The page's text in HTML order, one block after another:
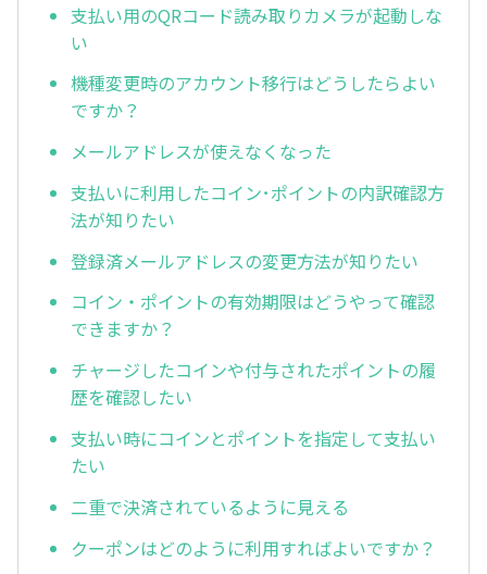
支払い用のQRコード読み取りカメラが起動しな
い
機種変更時のアカウント移行はどうしたらよい
ですか？
メールアドレスが使えなくなった
支払いに利用したコイン･ポイントの内訳確認方
法が知りたい
登録済メールアドレスの変更方法が知りたい
コイン・ポイントの有効期限はどうやって確認
できますか？
チャージしたコインや付与されたポイントの履
歴を確認したい
支払い時にコインとポイントを指定して支払い
たい
二重で決済されているように見える
クーポンはどのように利用すればよいですか？